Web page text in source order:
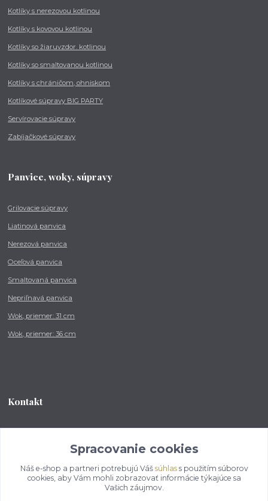
Kotlíky s nerezovou kotlinou
Kotlíky s kovovou kotlinou
Kotlíky so žiaruvzdor. kotlinou
Kotlíky so smaltovanou kotlinou
Kotlíky s chráničom, ohniskom
Kotlíkové súpravy BIG PARTY
Servírovacie súpravy
Zabíjačkové súpravy
Panvice, woky, súpravy
Grilovacie súpravy
Liatinová panvica
Nerezová panvica
Oceľová panvica
Smaltovaná panvica
Nepriľnavá panvica
Wok, priemer: 31 cm
Wok, priemer: 36 cm
Kontakt
od 8:00 - do 16:00 hod
info@kotlikovesupravy.sk
Spracovanie cookies
Náš e-shop a partneri potrebujú Váš súhlass použitím súborov
cookies, aby Vám mohli zobrazovať informácie týkajúce sa
Vašich záujmov.